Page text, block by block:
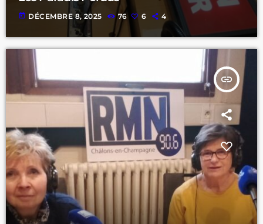
today DÉCEMBRE 8, 2025 76 6 4
insert_link